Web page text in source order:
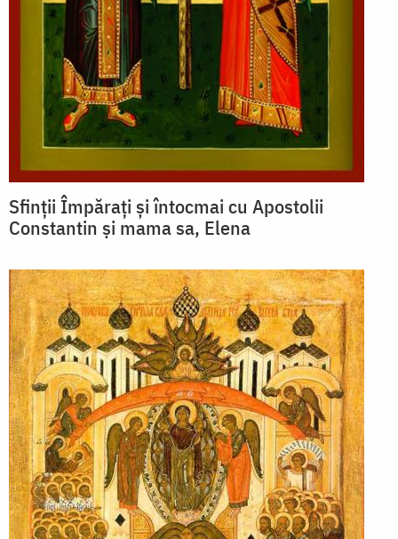
Sfinții Împărați și întocmai cu Apostolii
Constantin și mama sa, Elena